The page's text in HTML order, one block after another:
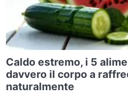
Caldo estremo, i 5
davvero il corpo a
naturalmente